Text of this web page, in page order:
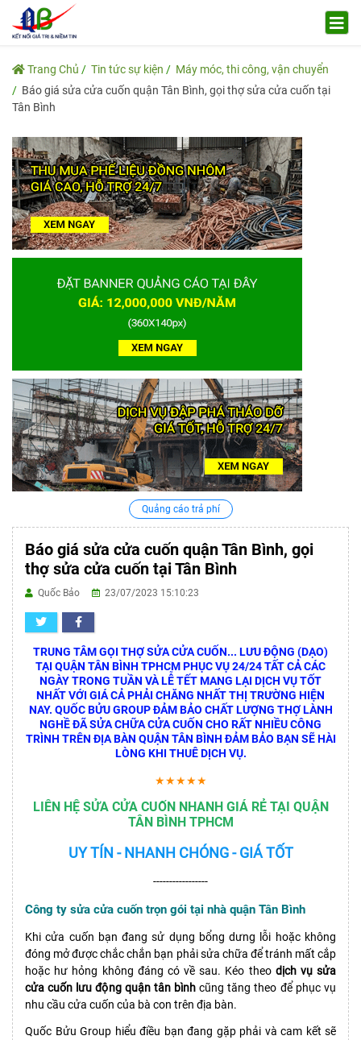
Trang Chủ Tin tức sự kiện
Máy móc, thi công, vận chuyển
Báo giá sửa cửa cuốn quận Tân Bình, gọi thợ sửa cửa cuốn tại
Tân Bình
Quảng cáo trả phí
Báo giá sửa cửa cuốn quận Tân Bình, gọi
thợ sửa cửa cuốn tại Tân Bình
Quốc Bảo 23/07/2023 15:10:23
TRUNG TÂM GỌI THỢ SỬA CỬA CUỐN... LƯU ĐỘNG (DẠO)
TẠI QUẬN TÂN BÌNH TPHCM PHỤC VỤ 24/24 TẤT CẢ CÁC
NGÀY TRONG TUẦN VÀ LỄ TẾT MANG LẠI DỊCH VỤ TỐT
NHẤT VỚI GIÁ CẢ PHẢI CHĂNG NHẤT THỊ TRƯỜNG HIỆN
NAY. QUỐC BỬU GROUP ĐẢM BẢO CHẤT LƯỢNG THỢ LÀNH
NGHỀ ĐÃ SỬA CHỮA CỬA CUỐN CHO RẤT NHIỀU CÔNG
TRÌNH TRÊN ĐỊA BÀN QUẬN TÂN BÌNH ĐẢM BẢO BẠN SẼ HÀI
LÒNG KHI THUÊ DỊCH VỤ.
★★★★★
LIÊN HỆ SỬA CỬA CUỐN NHANH GIÁ RẺ TẠI QUẬN
TÂN BÌNH TPHCM
UY TÍN - NHANH CHÓNG - GIÁ TỐT
-----------------
Công ty sửa cửa cuốn trọn gói tại nhà quận Tân Bình
Khi cửa cuốn bạn đang sử dụng bổng dưng lỗi hoặc không
đóng mở được chắc chắn bạn phải sửa chữa để tránh mất cắp
hoặc hư hỏng không đáng có về sau. Kéo theo dịch vụ sửa
cửa cuốn lưu động quận tân bình cũng tăng theo để phục vụ
nhu cầu cửa cuốn của bà con trên địa bàn.
Quốc Bửu Group hiểu điều bạn đang gặp phải và cam kết sẽ